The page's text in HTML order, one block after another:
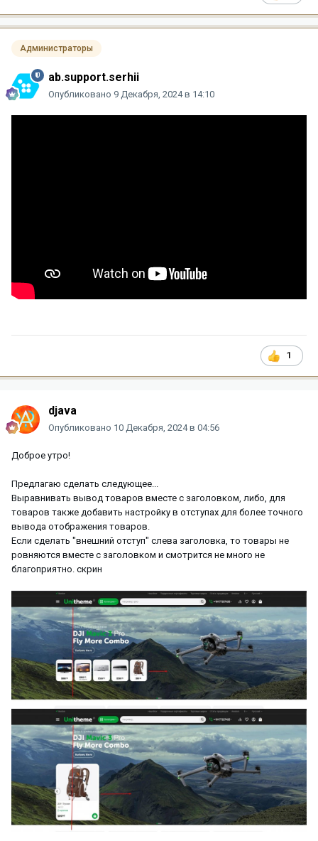
Администраторы
ab.support.serhii
Опубликовано 9 Декабря, 2024 в 14:10
1
djava
Опубликовано 10 Декабря, 2024 в 04:56
Доброе утро!
Предлагаю сделать следующее...
Выравнивать вывод товаров вместе с заголовком, либо, для
товаров также добавить настройку в отступах для более точного
вывода отображения товаров.
Если сделать "внешний отступ" слева заголовка, то товары не
ровняются вместе с заголовком и смотрится не много не
благоприятно. скрин